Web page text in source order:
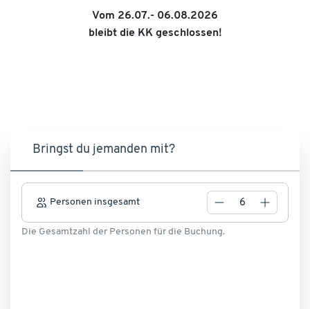
Vom 26.07.- 06.08.2026
bleibt die KK geschlossen!
Bringst du jemanden mit?
Personen insgesamt
Die Gesamtzahl der Personen für die Buchung.